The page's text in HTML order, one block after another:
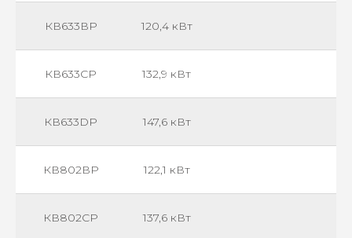
КВ633ВР 120,4 кВт
КВ633СР 132,9 кВт
КВ633DР 147,6 кВт
КВ802ВР 122,1 кВт
КВ802СР 137,6 кВт